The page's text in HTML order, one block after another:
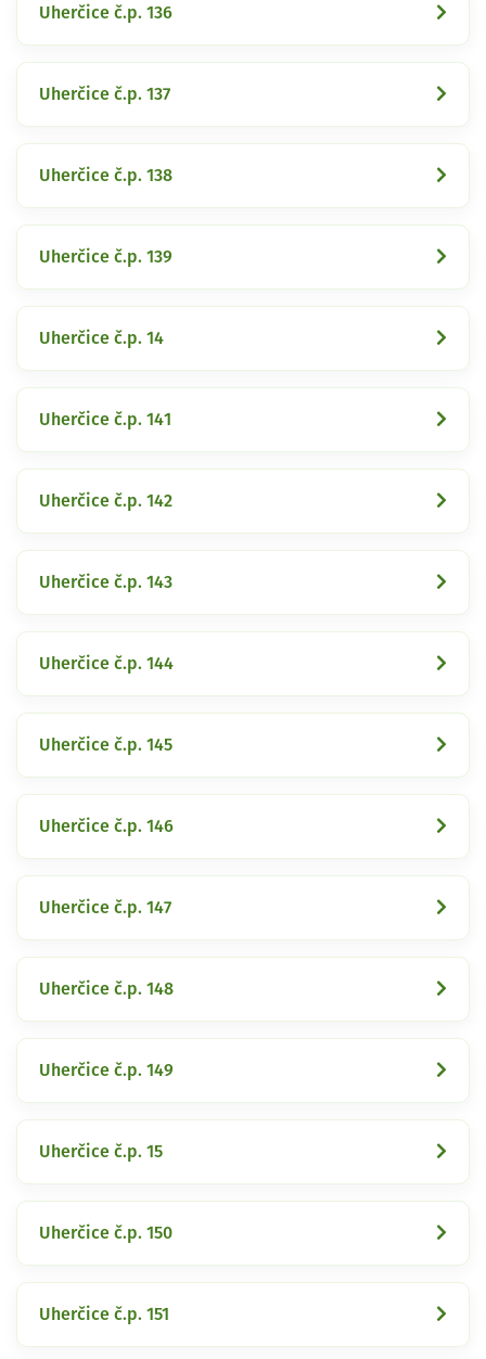
Uherčice č.p. 136
Uherčice č.p. 137
Uherčice č.p. 138
Uherčice č.p. 139
Uherčice č.p. 14
Uherčice č.p. 141
Uherčice č.p. 142
Uherčice č.p. 143
Uherčice č.p. 144
Uherčice č.p. 145
Uherčice č.p. 146
Uherčice č.p. 147
Uherčice č.p. 148
Uherčice č.p. 149
Uherčice č.p. 15
Uherčice č.p. 150
Uherčice č.p. 151